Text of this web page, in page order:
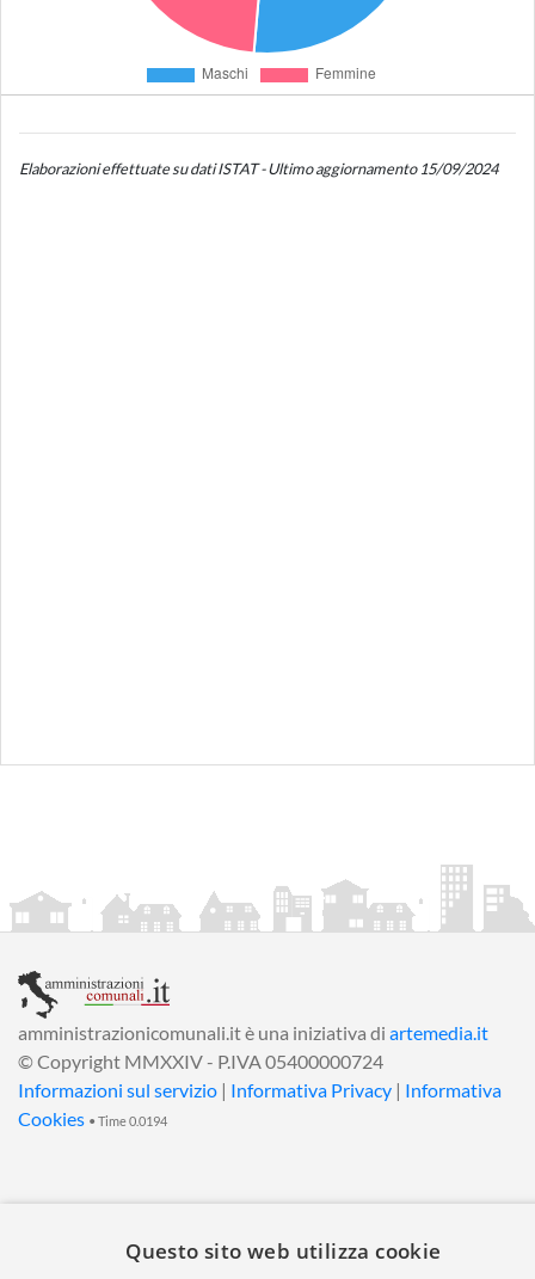
Elaborazioni effettuate su dati ISTAT - Ultimo aggiornamento 15/09/2024
amministrazionicomunali.it è una iniziativa di artemedia.it
© Copyright MMXXIV - P.IVA 05400000724
Informazioni sul servizio | Informativa Privacy | Informativa
Cookies • Time 0.0194
Questo sito web utilizza cookie